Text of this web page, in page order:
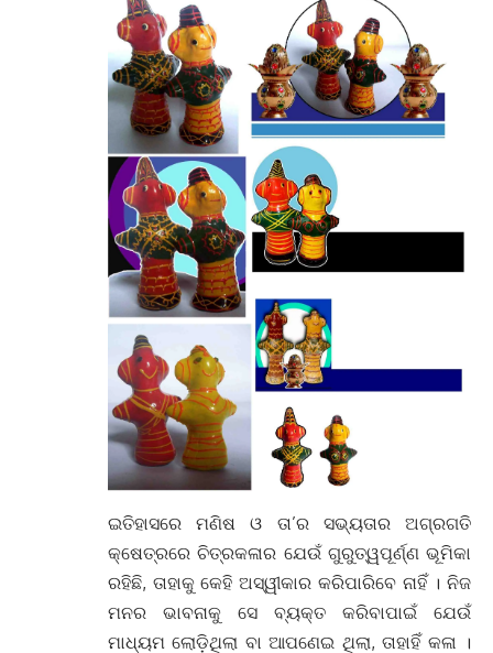
ଇତିହାସରେ ମଣିଷ ଓ ତା’ର ସଭ୍ୟତାର ଅଗ୍ରଗତି
କ୍ଷେତ୍ରରେ ଚିତ୍ରକଳାର ଯେଉଁ ଗୁରୁତ୍ୱପୂର୍ଣ୍ଣ ଭୂମିକା
ରହିଛି, ତାହାକୁ କେହି ଅସ୍ୱୀକାର କରିପାରିବେ ନାହିଁ । ନିଜ
ମନର ଭାବନାକୁ ସେ ବ୍ୟକ୍ତ କରିବାପାଇଁ ଯେଉଁ
ମାଧ୍ୟମ ଲୋଡ଼ିଥିଲା ବା ଆପଣେଇ ଥିଲା, ତାହାହିଁ କଳା ।